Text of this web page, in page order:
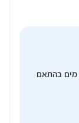
על בסיס 180 מ"ל מים בהתאם